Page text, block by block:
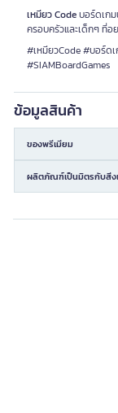
เหมียว Codeบอร์ดเกม
ครอบครัวและเด็กๆ ที่อ
#เหมียวCode #บอร์ด
#SIAMBoardGames
ข้อมูลสินค้า
ของพรีเมียม
ผลิตภัณฑ์เป็นมิตรกับสิ่ง